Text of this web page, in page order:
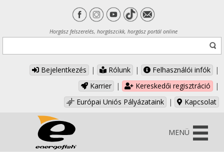
Horgász felszerelés, horgászcikk, horgász portál online
Bejelentkezés | Rólunk | Felhasználói infók
|
Karrier
| Kereskedői regisztráció
|
Európai Uniós Pályázataink
| Kapcsolat
MENÜ